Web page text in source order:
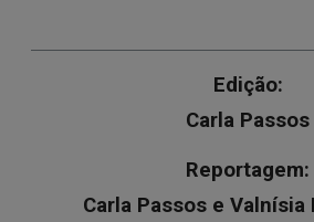
Edição:
Carla Passos
Reportagem:
Carla Passos e Valnísia